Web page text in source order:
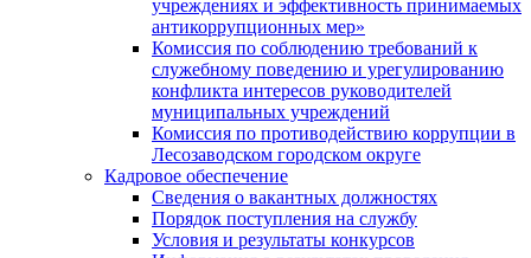
учреждениях и эффективность принимаемых
антикоррупционных мер»
Комиссия по соблюдению требований к
служебному поведению и урегулированию
конфликта интересов руководителей
муниципальных учреждений
Комиссия по противодействию коррупции в
Лесозаводском городском округе
Кадровое обеспечение
Сведения о вакантных должностях
Порядок поступления на службу
Условия и результаты конкурсов